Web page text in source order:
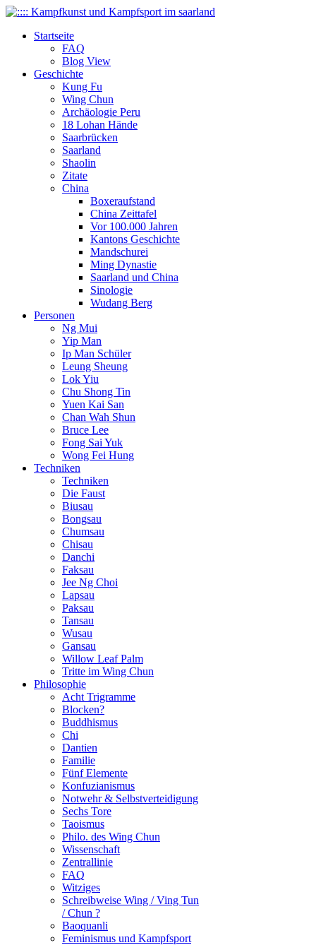
Startseite
FAQ
Blog View
Geschichte
Kung Fu
Wing Chun
Archäologie Peru
18 Lohan Hände
Saarbrücken
Saarland
Shaolin
Zitate
China
Boxeraufstand
China Zeittafel
Vor 100.000 Jahren
Kantons Geschichte
Mandschurei
Ming Dynastie
Saarland und China
Sinologie
Wudang Berg
Personen
Ng Mui
Yip Man
Ip Man Schüler
Leung Sheung
Lok Yiu
Chu Shong Tin
Yuen Kai San
Chan Wah Shun
Bruce Lee
Fong Sai Yuk
Wong Fei Hung
Techniken
Techniken
Die Faust
Biusau
Bongsau
Chumsau
Chisau
Danchi
Faksau
Jee Ng Choi
Lapsau
Paksau
Tansau
Wusau
Gansau
Willow Leaf Palm
Tritte im Wing Chun
Philosophie
Acht Trigramme
Blocken?
Buddhismus
Chi
Dantien
Familie
Fünf Elemente
Konfuzianismus
Notwehr & Selbstverteidigung
Sechs Tore
Taoismus
Philo. des Wing Chun
Wissenschaft
Zentrallinie
FAQ
Witziges
Schreibweise Wing / Ving Tun
/ Chun ?
Baoquanli
Feminismus und Kampfsport